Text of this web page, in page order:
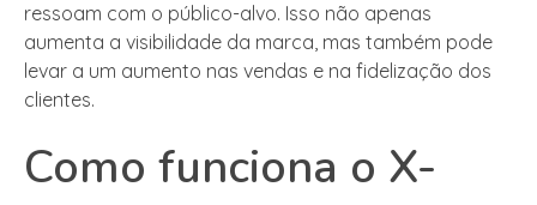
ressoam com o público-alvo. Isso não apenas
aumenta a visibilidade da marca, mas também pode
levar a um aumento nas vendas e na fidelização dos
clientes.
Como funciona o X-